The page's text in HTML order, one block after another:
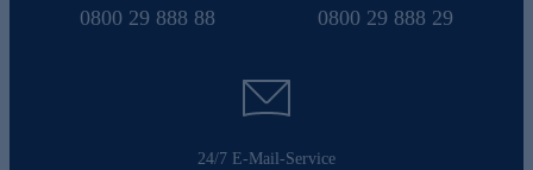
0800 29 888 88 0800 29 888 29
24/7 E-Mail-Service